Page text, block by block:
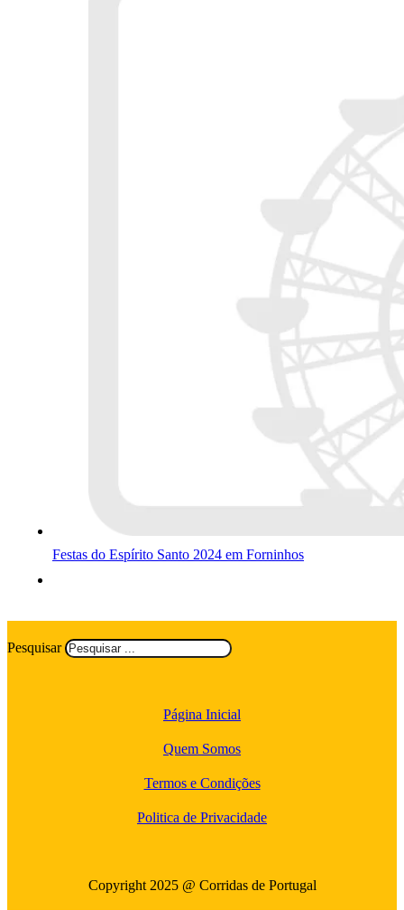
Festas do Espírito Santo 2024 em Forninhos
Pesquisar
Página Inicial
Quem Somos
Termos e Condições
Politica de Privacidade
Copyright 2025 @ Corridas de Portugal